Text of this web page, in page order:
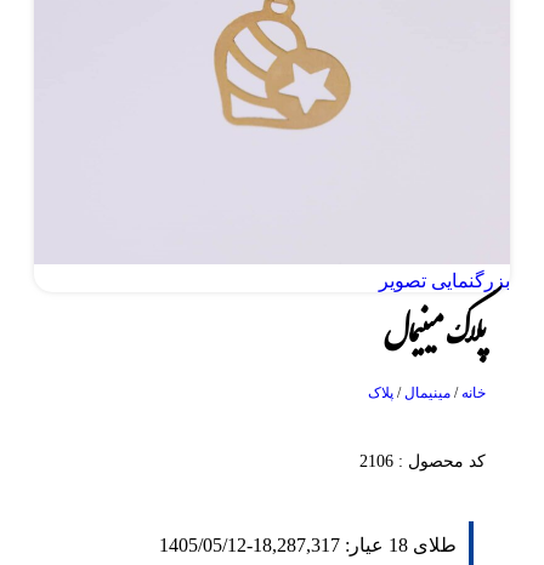
بزرگنمایی تصویر
پلاک مینیمال
خانه/ مینیمال/ پلاک
کد محصول : 2106
طلای 18 عیار: 18,287,317
-
1405/05/12